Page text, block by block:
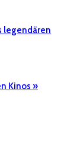
legendären
Kinos »